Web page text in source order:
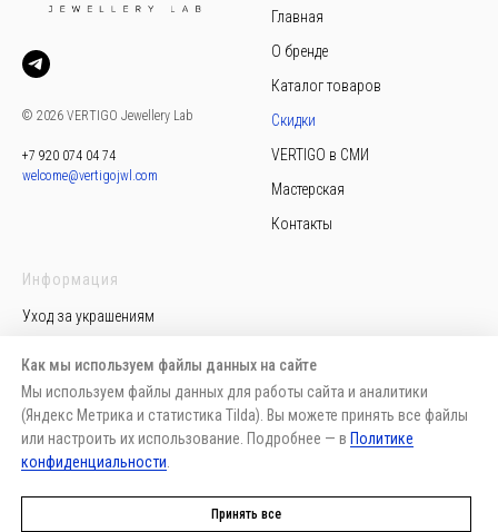
Как мы используем файлы данных на сайте
Мы используем файлы данных для работы сайта и аналитики
(Яндекс Метрика и статистика Tilda). Вы можете принять все файлы
или настроить их использование. Подробнее — в Политике
конфиденциальности
Принять все
© 2026 VERTIGO Jewellery Lab
+7 920 074 04 74
welcome@vertigojwl.com
Главная
О бренде
Каталог товаров
Скидки
VERTIGO в СМИ
Мастерская
Контакты
Информация
Уход за украшениям
Пользовательское соглашение
Публичная оферта
Доставка, возврат, обмен